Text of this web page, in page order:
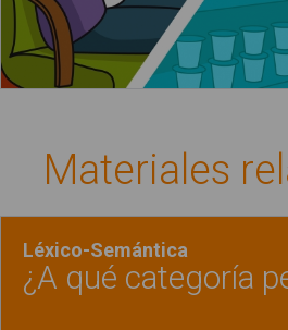
Materiales
Léxico-Semántica
¿A qué categoría